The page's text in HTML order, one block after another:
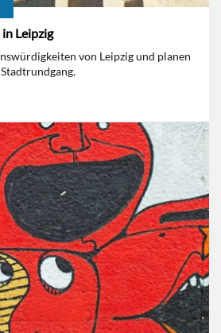
Leipzig
von Leipzig und planen